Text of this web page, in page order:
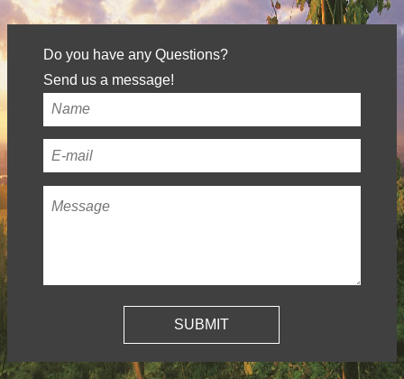
Do you have any Questions?
Send us a message!
Your
name*
Your
email
address*
Message